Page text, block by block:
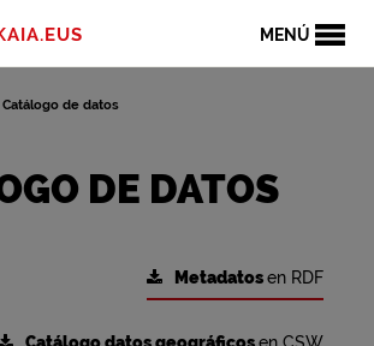
MENÚ
Catálogo de datos
DE DATOS
Metadatosen RDF